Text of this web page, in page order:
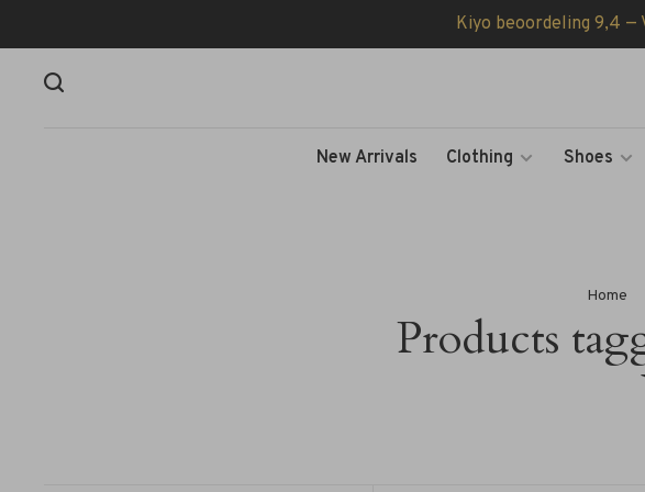
Kiyo beoordeling 9,4 —
New Arrivals Clothing Shoes
Home
Products